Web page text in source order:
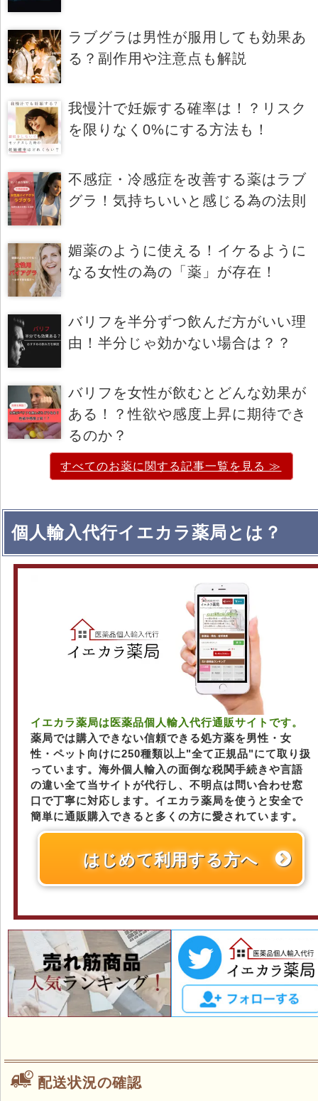
ラブグラは男性が服用しても効果あ
る？副作用や注意点も解説
我慢汁で妊娠する確率は！？リスク
を限りなく0%にする方法も！
不感症・冷感症を改善する薬はラブ
グラ！気持ちいいと感じる為の法則
媚薬のように使える！イケるように
なる女性の為の「薬」が存在！
バリフを半分ずつ飲んだ方がいい理
由！半分じゃ効かない場合は？？
バリフを女性が飲むとどんな効果が
ある！？性欲や感度上昇に期待でき
るのか？
すべてのお薬に関する記事一覧を見る ≫
個人輸入代行イエカラ薬局とは？
イエカラ薬局は医薬品個人輸入代行通販サイトです。
薬局では購入できない信頼できる処方薬を男性・女
性・ペット向けに250種類以上"全て正規品"にて取り扱
っています。海外個人輸入の面倒な税関手続きや言語
の違い全て当サイトが代行し、不明点は問い合わせ窓
口で丁寧に対応します。イエカラ薬局を使うと安全で
簡単に通販購入できると多くの方に愛されています。
はじめて利用する方へ
配送状況の確認